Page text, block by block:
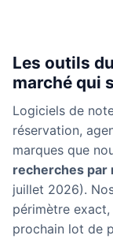
Les outils
marché qui
Logiciels de
réservation,
marques que
recherches par
juillet 2026).
périmètre
prochain lot de